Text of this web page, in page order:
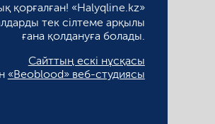
қорғалған! «Halyqline.kz»
тек сілтеме арқылы
ғана қолдануға болады.
Сайттың ескі нұсқасы
«Beoblood» веб-студиясы